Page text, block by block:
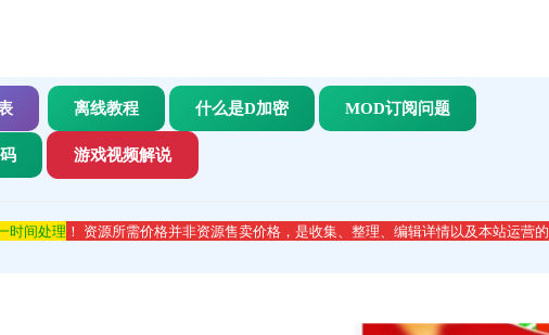
离线教程 什么是D加密 MOD订阅问题
游戏视频解说
时间处理 ！ 资源所需价格并非资源售卖价格，是收集、整理、编辑详情以及本站运营的